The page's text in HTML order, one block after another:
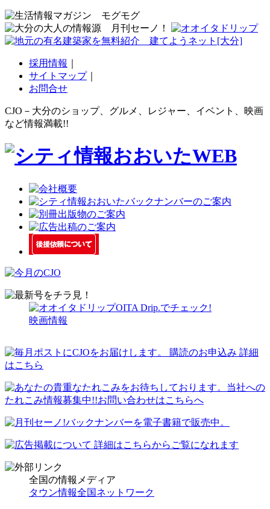
採用情報
サイトマップ｜
お問合せ
CJO－大分のショップ、グルメ、レジャー、イベント、映画
など情報満載!!
OITA Drip.でチェック!
映画情報
全国の情報メディア
タウン情報全国ネットワーク